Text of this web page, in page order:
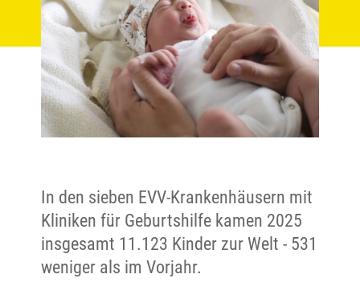
In den sieben EVV-Krankenhäusern mit
Kliniken für Geburtshilfe kamen 2025
insgesamt 11.123 Kinder zur Welt - 531
weniger als im Vorjahr.